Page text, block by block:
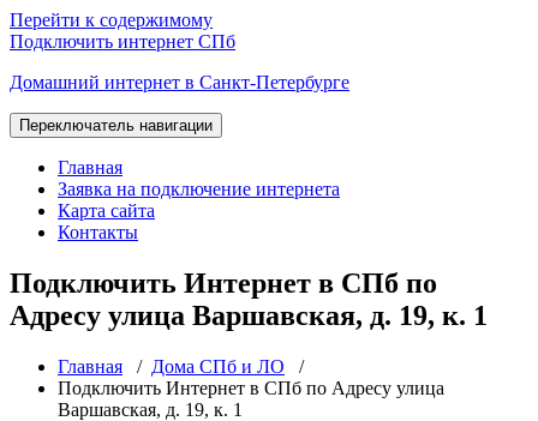
Перейти к содержимому
Подключить интернет СПб
Домашний интернет в Санкт-Петербурге
Переключатель навигации
Главная
Заявка на подключение интернета
Карта сайта
Контакты
Подключить Интернет в СПб по
Адресу улица Варшавская, д. 19, к. 1
Главная / Дома СПб и ЛО /
Подключить Интернет в СПб по Адресу улица
Варшавская, д. 19, к. 1